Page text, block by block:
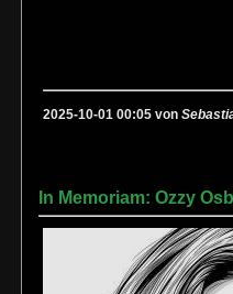
2025-10-01 00:05 von
In Memoriam: Ozzy